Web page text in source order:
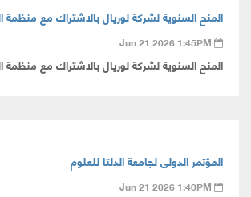
المنح السنوية لشركة لوريال بالاشتراك مع منظمة
Jun 21 2026 1:45PM
المنح السنوية لشركة لوريال بالاشتراك مع منظمة
المؤتمر الدولى لجامعة الدلتا للعلوم
Jun 21 2026 1:40PM